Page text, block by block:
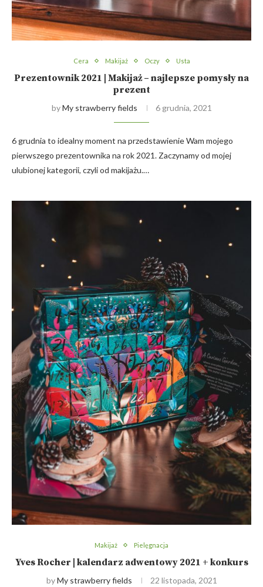
Cera Makijaż Oczy Usta
Prezentownik 2021 | Makijaż – najlepsze pomysły na
prezent
byMy strawberry fields 6 grudnia, 2021
6 grudnia to idealny moment na przedstawienie Wam mojego
pierwszego prezentownika na rok 2021. Zaczynamy od mojej
ulubionej kategorii, czyli od makijażu.…
Makijaż Pielęgnacja
Yves Rocher | kalendarz adwentowy 2021 + konkurs
byMy strawberry fields 22 listopada, 2021